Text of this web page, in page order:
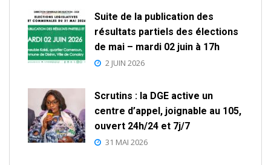
Suite de la publication des
résultats partiels des élections
de mai – mardi 02 juin à 17h
2 JUIN 2026
Scrutins : la DGE active un
centre d’appel, joignable au 105,
ouvert 24h/24 et 7j/7
31 MAI 2026